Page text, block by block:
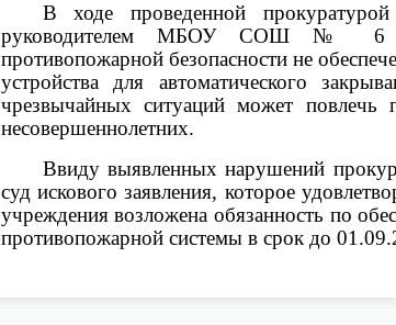
В ходе проведенной
руководителем МБОУ СОШ № 6 в
противопожарной безопасности не
устройства для автоматического
чрезвычайных ситуаций может
несовершеннолетних.
Ввиду выявленных нарушений
суд искового заявления, которое
учреждения возложена обязанность по
противопожарной системы в срок до